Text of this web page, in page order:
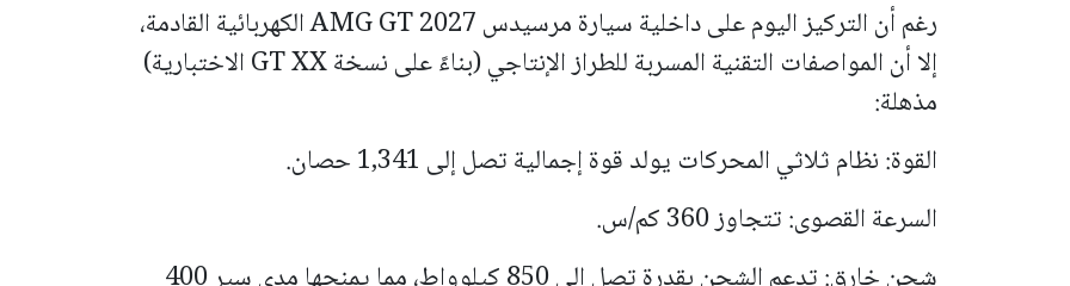
رغم أن التركيز اليوم على داخلية سيارة مرسيدس AMG GT 2027 الكهربائية القادمة،
إلا أن المواصفات التقنية المسربة للطراز الإنتاجي (بناءً على نسخة GT XX الاختبارية)
مذهلة:
القوة: نظام ثلاثي المحركات يولد قوة إجمالية تصل إلى 1,341 حصان.
السرعة القصوى: تتجاوز 360 كم/س.